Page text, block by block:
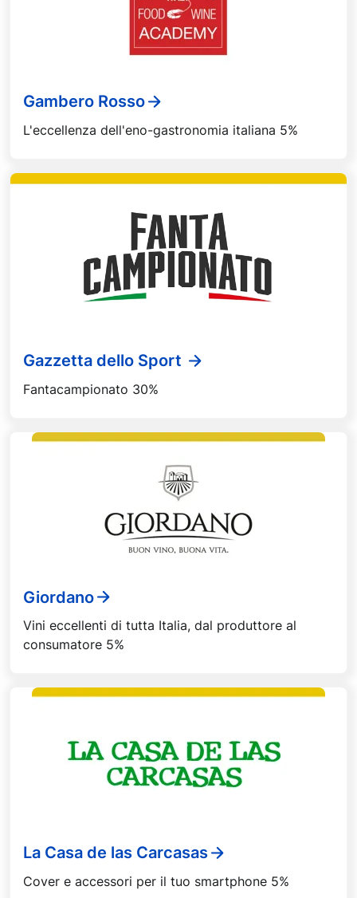
Gambero Rosso
L'eccellenza dell'eno-gastronomia italiana 5%
Gazzetta dello Sport
Fantacampionato 30%
Giordano
Vini eccellenti di tutta Italia, dal produttore al
consumatore 5%
La Casa de las Carcasas
Cover e accessori per il tuo smartphone 5%